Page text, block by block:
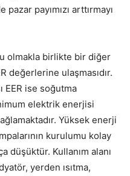
payımızı arttırmayı
olmakla birlikte bir diğer
değerlerine ulaşmasıdır.
EER ise soğutma
elektrik enerjisi
Yüksek enerji
kurulumu kolay
düşüktür. Kullanım alanı
yerden ısıtma,